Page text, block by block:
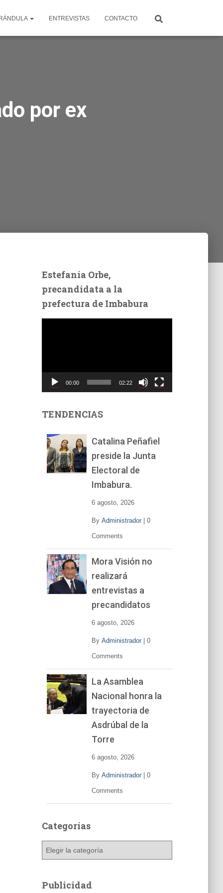
ENTREVISTAS CONTACTO
por ex
Estefanía Orbe,
precandidata a la
prefectura de Imbabura
t
00:00 02:22
TENDENCIAS
Catalina Peñafiel
preside la Junta
Electoral de
Imbabura.
6 agosto, 2026
By Administrador| 0
Comments
Mora Visión no
realizará
entrevistas a
precandidatos
6 agosto, 2026
By Administrador| 0
Comments
La Asamblea
Nacional honra la
trayectoria de
Asdrúbal de la
Torre
6 agosto, 2026
By Administrador| 0
Comments
Categorías
g
Publicidad